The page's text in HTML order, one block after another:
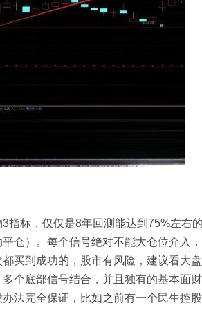
指标，仅仅是8年回测能达到75%左右
仓）。每个信号绝对不能大仓位介入
买到成功的，股市有风险，建议看大盘
个底部信号结合，并且独有的基本面
法完全保证，比如之前有一个民生控